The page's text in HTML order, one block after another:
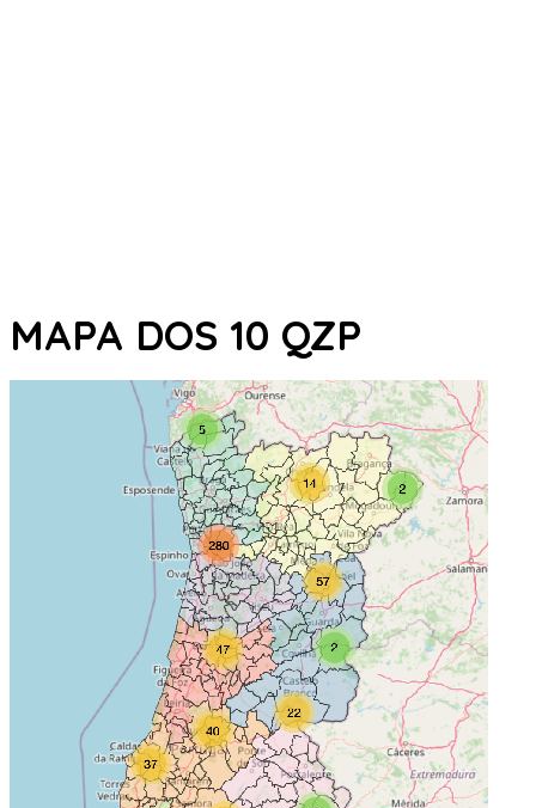
MAPA DOS 10 QZP